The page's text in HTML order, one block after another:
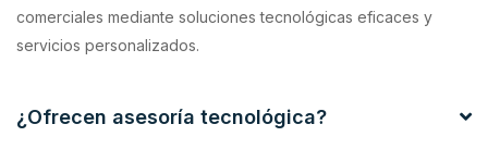
comerciales mediante soluciones tecnológicas eficaces y
servicios personalizados.
¿Ofrecen asesoría tecnológica?